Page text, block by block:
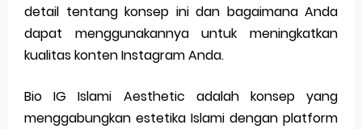
detail tentang konsep ini dan bagaimana Anda
dapat menggunakannya untuk meningkatkan
kualitas konten Instagram Anda.
Bio IG Islami Aesthetic adalah konsep yang
menggabungkan estetika Islami dengan platform